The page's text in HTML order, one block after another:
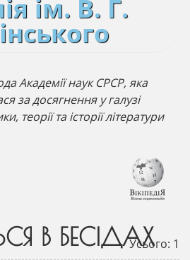
ім. В. Г.
Академії наук СРСР, яка
за досягнення у галузі
теорії та історії літератури
В БЕСІДАХУсього: 1